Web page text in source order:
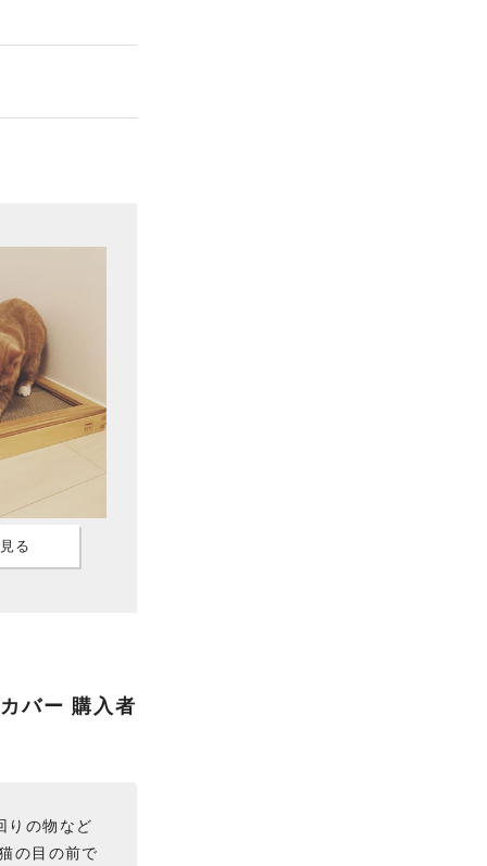
る
バー 購入者
りの物など
の目の前で